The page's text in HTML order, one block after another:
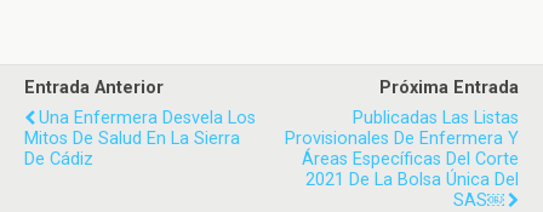
Entrada Anterior
Una Enfermera Desvela Los
Mitos De Salud En La Sierra
De Cádiz
Próxima Entrada
Publicadas Las Listas
Provisionales De Enfermera Y
Áreas Específicas Del Corte
2021 De La Bolsa Única Del
SAS￼